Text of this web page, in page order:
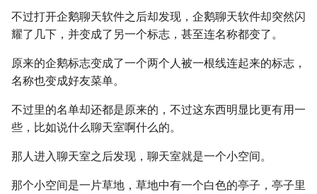
不过打开企鹅聊天软件之后却发现，企鹅聊天软件却突然闪
耀了几下，并变成了另一个标志，甚至连名称都变了。
原来的企鹅标志变成了一个两个人被一根线连起来的标志，
名称也变成好友菜单。
不过里的名单却还都是原来的，不过这东西明显比更有用一
些，比如说什么聊天室啊什么的。
那人进入聊天室之后发现，聊天室就是一个小空间。
那个小空间是一片草地，草地中有一个白色的亭子，亭子里